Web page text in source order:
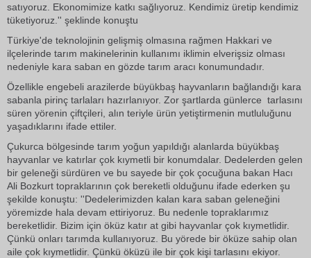
satıyoruz. Ekonomimize katkı sağlıyoruz. Kendimiz üretip kendimiz
tüketiyoruz.'' şeklinde konuştu
Türkiye'de teknolojinin gelişmiş olmasına rağmen Hakkari ve
ilçelerinde tarım makinelerinin kullanımı iklimin elverişsiz olması
nedeniyle kara saban en gözde tarım aracı konumundadır.
Özellikle engebeli arazilerde büyükbaş hayvanların bağlandığı kara
sabanla pirinç tarlaları hazırlanıyor. Zor şartlarda günlerce tarlasını
süren yörenin çiftçileri, alın teriyle ürün yetiştirmenin mutluluğunu
yaşadıklarını ifade ettiler.
Çukurca bölgesinde tarım yoğun yapıldığı alanlarda büyükbaş
hayvanlar ve katırlar çok kıymetli bir konumdalar. Dedelerden gelen
bir geleneği sürdüren ve bu sayede bir çok çocuğuna bakan Hacı
Ali Bozkurt topraklarının çok bereketli olduğunu ifade ederken şu
şekilde konuştu: ''Dedelerimizden kalan kara saban geleneğini
yöremizde hala devam ettiriyoruz. Bu nedenle topraklarımız
bereketlidir. Bizim için öküz katır at gibi hayvanlar çok kıymetlidir.
Çünkü onları tarımda kullanıyoruz. Bu yörede bir öküze sahip olan
aile çok kıymetlidir. Çünkü öküzü ile bir çok kişi tarlasını ekiyor.